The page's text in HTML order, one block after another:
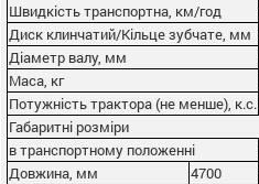
Швидкість транспортна, км/год
Диск клинчатий/Кільце зубчате, мм
Діаметр валу, мм
Маса, кг
Потужність трактора (не менше), к.с.
Габаритні розміри
в транспортному положенні
Довжина, мм
4700